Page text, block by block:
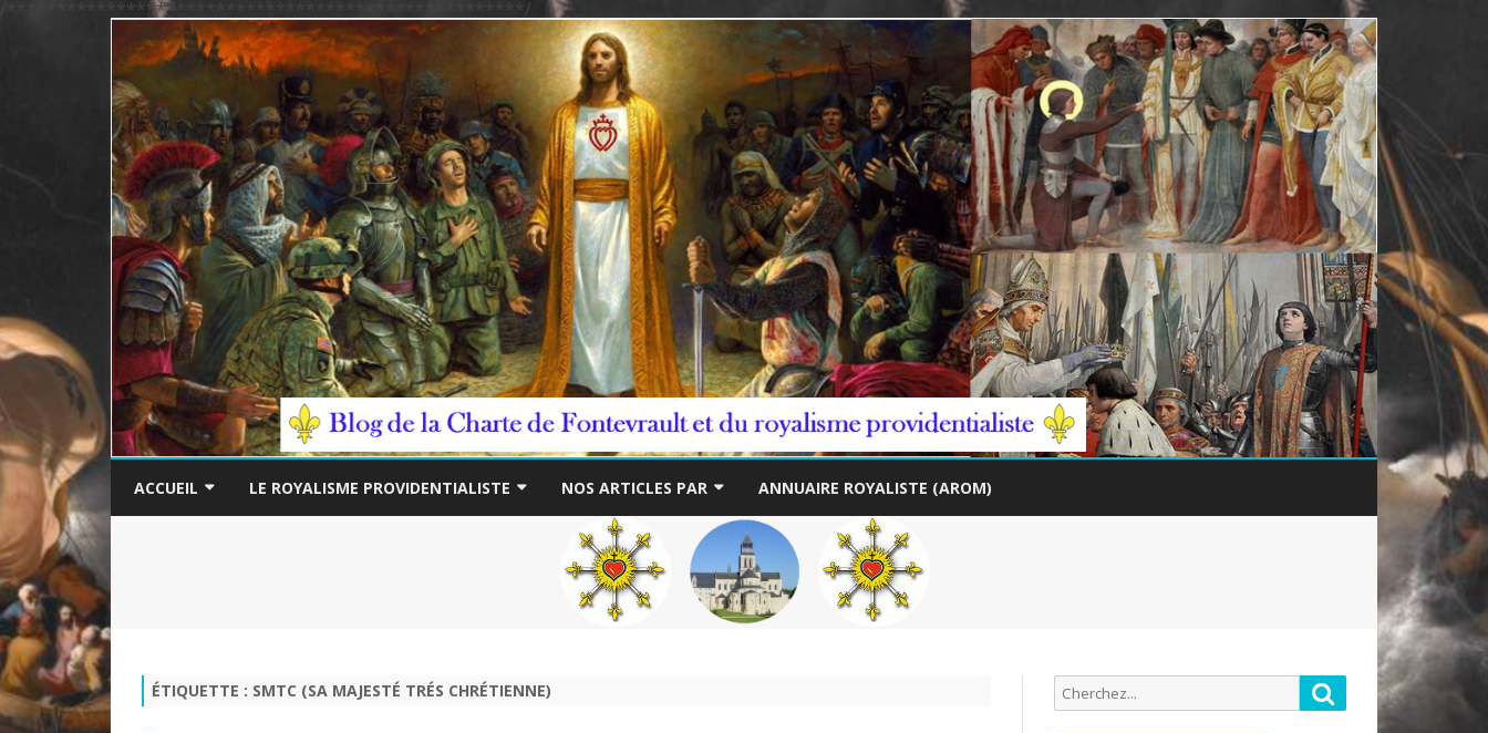
/****************************************************/
to
ACCUEIL LE ROYALISME PROVIDENTIALISTE NOS ARTICLES PAR
THÉME
AUTEUR
ANNUAIRE ROYALISTE (AROM)
ÉTIQUETTE : SMTC (SA MAJESTÉ TRÉS CHRÉTIENNE)
Recherche
pour:
Rechercher